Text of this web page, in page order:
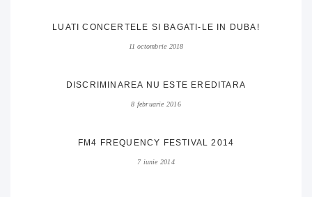
LUATI CONCERTELE SI BAGATI-LE IN DUBA!
11 octombrie 2018
DISCRIMINAREA NU ESTE EREDITARA
8 februarie 2016
FM4 FREQUENCY FESTIVAL 2014
7 iunie 2014